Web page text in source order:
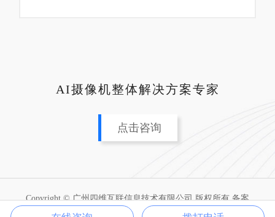
AI摄像机整体解决方案专家
点击咨询
Copyright © 广州四维互联信息技术有限公司 版权所有 备案
号：粤ICP备2022096336号 网站地图 XML地图